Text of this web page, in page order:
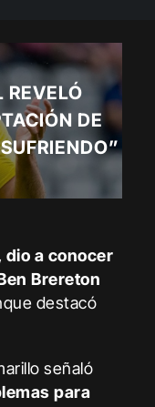
REVELÓ
DE
dio a conocer
Brereton
destacó
señaló
para